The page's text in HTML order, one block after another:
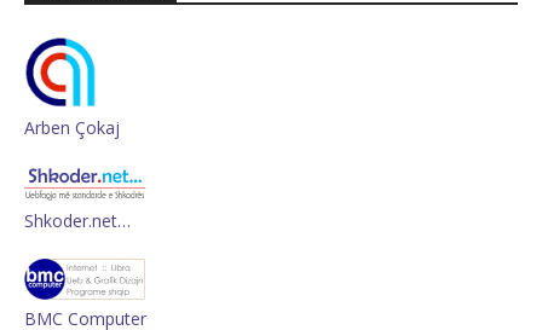
Arben Çokaj
Shkoder.net…
BMC Computer